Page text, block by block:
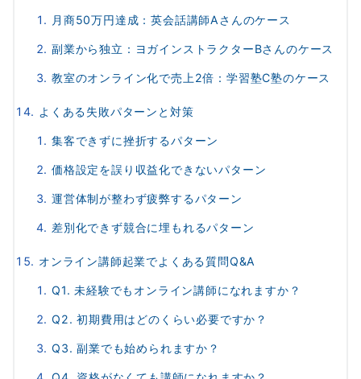
月商50万円達成：英会話講師Aさんのケース
副業から独立：ヨガインストラクターBさんのケース
教室のオンライン化で売上2倍：学習塾C塾のケース
よくある失敗パターンと対策
集客できずに挫折するパターン
価格設定を誤り収益化できないパターン
運営体制が整わず疲弊するパターン
差別化できず競合に埋もれるパターン
オンライン講師起業でよくある質問Q&A
Q1. 未経験でもオンライン講師になれますか？
Q2. 初期費用はどのくらい必要ですか？
Q3. 副業でも始められますか？